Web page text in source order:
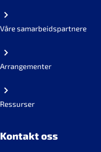
Våre samarbeidspartnere
Arrangementer
Ressurser
Kontakt oss